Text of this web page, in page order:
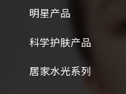
明星产品
科学护肤产品
居家水光系列